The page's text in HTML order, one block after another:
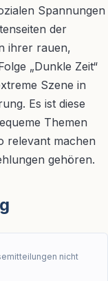
Spannungen
der
ihrer rauen,
„Dunkle Zeit“
Szene in
Es ist diese
Themen
relevant machen
gehören.
nicht